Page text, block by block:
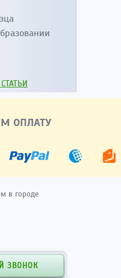
ОПЛАТУ
в городе
ЗВОНОК